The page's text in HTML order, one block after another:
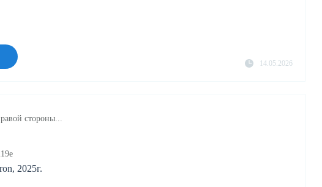
14.05.2026
2025г.
стороны...